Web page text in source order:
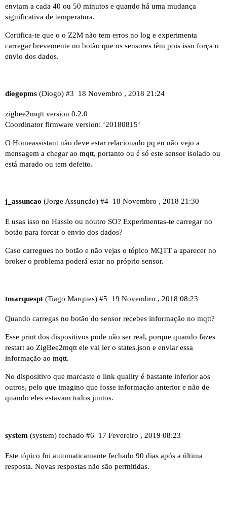
enviam a cada 40 ou 50 minutos e quando há uma mudança
significativa de temperatura.
Certifica-te que o o Z2M não tem erros no log e experimenta
carregar brevemente no botão que os sensores têm pois isso força o
envio dos dados.
diogopms (Diogo) 18 Novembro , 2018 21:24
#3
zigbee2mqtt version 0.2.0
Coordinator firmware version: ‘20180815’
O Homeassistant não deve estar relacionado pq eu não vejo a
mensagem a chegar ao mqtt, portanto ou é só este sensor isolado ou
está marado ou tem defeito.
j_assuncao (Jorge Assunção) 18 Novembro , 2018 21:30
#4
E usas isso no Hassio ou noutro SO? Experimentas-te carregar no
botão para forçar o envio dos dados?
Caso carregues no botão e não vejas o tópico MQTT a aparecer no
broker o problema poderá estar no próprio sensor.
tmarquespt (Tiago Marques) 19 Novembro , 2018 08:23
#5
Quando carregas no botão do sensor recebes informação no mqtt?
Esse print dos dispositivos pode não ser real, porque quando fazes
restart ao ZigBee2mqtt ele vai ler o states.json e enviar essa
informação ao mqtt.
No dispositivo que marcaste o link quality é bastante inferior aos
outros, pelo que imagino que fosse informação anterior e não de
quando eles estavam todos juntos.
system (system) fechado 17 Fevereiro , 2019 08:23
#6
Este tópico foi automaticamente fechado 90 dias após a última
resposta. Novas respostas não são permitidas.